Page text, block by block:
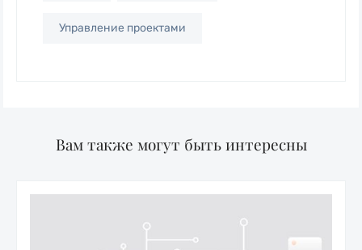
Управление проектами
Вам также могут быть интересны